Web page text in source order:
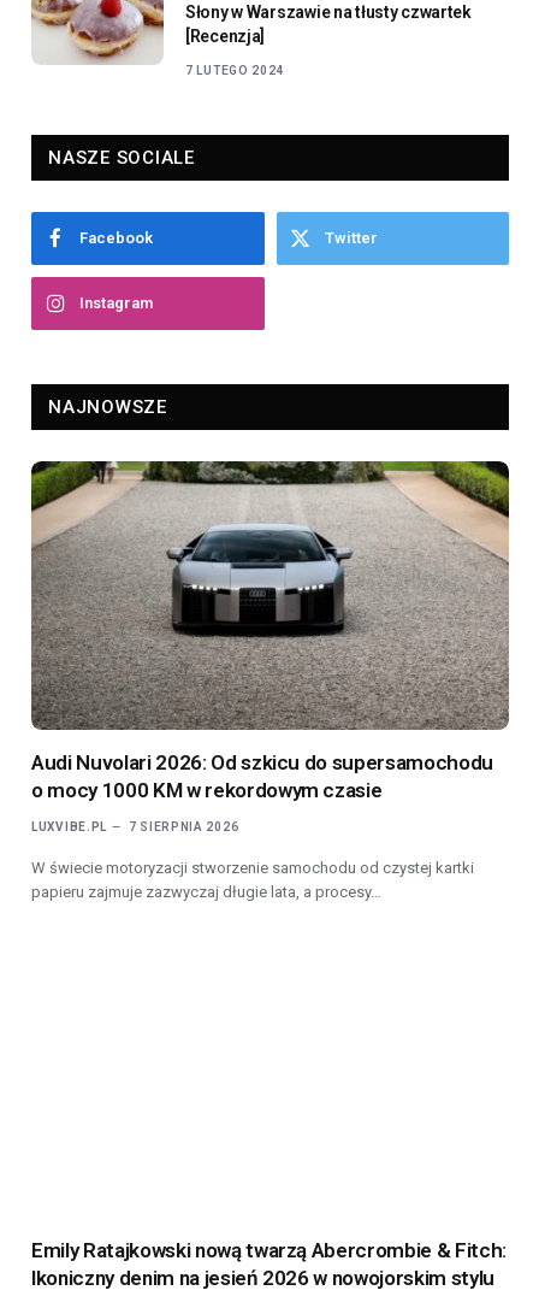
Słony w Warszawie na tłusty czwartek
[Recenzja]
7 LUTEGO 2024
NASZE SOCIALE
Facebook Twitter
Instagram
NAJNOWSZE
Audi Nuvolari 2026: Od szkicu do supersamochodu
o mocy 1000 KM w rekordowym czasie
LUXVIBE.PL 7 SIERPNIA 2026
W świecie motoryzacji stworzenie samochodu od czystej kartki
papieru zajmuje zazwyczaj długie lata, a procesy…
Emily Ratajkowski nową twarzą Abercrombie & Fitch:
Ikoniczny denim na jesień 2026 w nowojorskim stylu